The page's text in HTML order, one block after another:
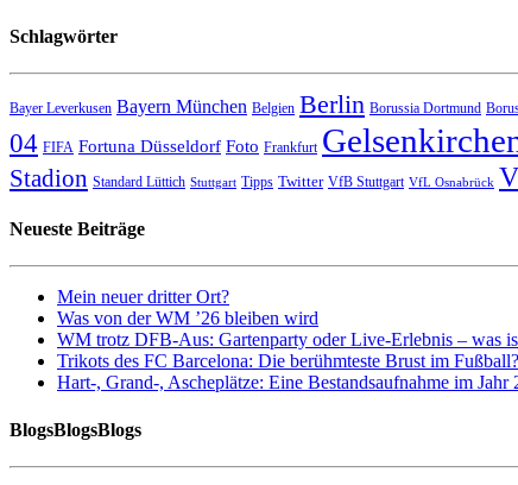
Schlagwörter
Bayer Leverkusen Bayern München Belgien Berlin Borussia Dortmund
04 FIFA Fortuna Düsseldorf Foto Frankfurt
Stadion Standard Lüttich Stuttgart Tipps Twitter VfB Stuttgart VfL Osnabrück
Neueste Beiträge
Mein neuer dritter Ort?
Was von der WM ’26 bleiben wird
WM trotz DFB-Aus: Gartenparty oder Live-Erlebnis – was
Trikots des FC Barcelona: Die berühmteste Brust im Fußball?
Hart-, Grand-, Ascheplätze: Eine Bestandsaufnahme im Jahr
BlogsBlogsBlogs